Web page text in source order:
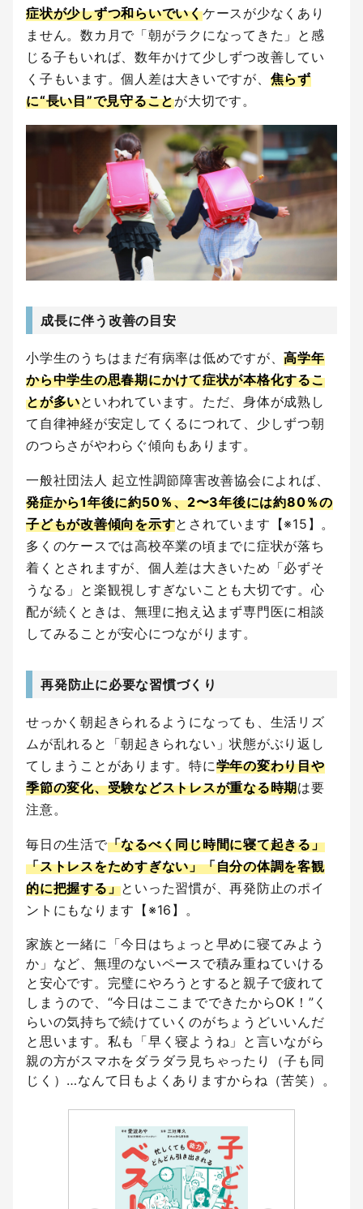
症状が少しずつ和らいでいくケースが少なくあり
ません。数カ月で「朝がラクになってきた」と感
じる子もいれば、数年かけて少しずつ改善してい
く子もいます。個人差は大きいですが、 焦らず
に“長い目”で見守ることが大切です。
成長に伴う改善の目安
小学生のうちはまだ有病率は低めですが、高学年
から中学生の思春期にかけて症状が本格化するこ
とが多いといわれています。ただ、身体が成熟し
て自律神経が安定してくるにつれて、少しずつ朝
のつらさがやわらぐ傾向もあります。
一般社団法人 起立性調節障害改善協会によれば、
発症から1年後に約50％、2〜3年後には約80％の
子どもが改善傾向を示すとされています【※15】。
多くのケースでは高校卒業の頃までに症状が落ち
着くとされますが、個人差は大きいため「必ずそ
うなる」と楽観視しすぎないことも大切です。心
配が続くときは、無理に抱え込まず専門医に相談
してみることが安心につながります。
再発防止に必要な習慣づくり
せっかく朝起きられるようになっても、生活リズ
ムが乱れると「朝起きられない」状態がぶり返し
てしまうことがあります。特に学年の変わり目や
季節の変化、受験などストレスが重なる時期は要
注意。
毎日の生活で「なるべく同じ時間に寝て起きる」
「ストレスをためすぎない」「自分の体調を客観
的に把握する」といった習慣が、再発防止のポイ
ントにもなります【※16】。
家族と一緒に「今日はちょっと早めに寝てみよう
か」など、無理のないペースで積み重ねていける
と安心です。完璧にやろうとすると親子で疲れて
しまうので、“今日はここまでできたからOK！”く
らいの気持ちで続けていくのがちょうどいいんだ
と思います。私も「早く寝ようね」と言いながら
親の方がスマホをダラダラ見ちゃったり（子も同
じく）…なんて日もよくありますからね（苦笑）。